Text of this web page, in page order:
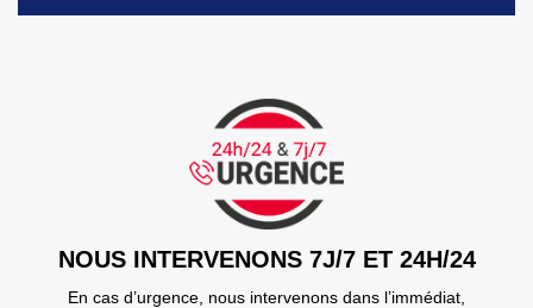
NOUS INTERVENONS 7J/7 ET 24H/24
En cas d’urgence, nous intervenons dans l’immédiat,